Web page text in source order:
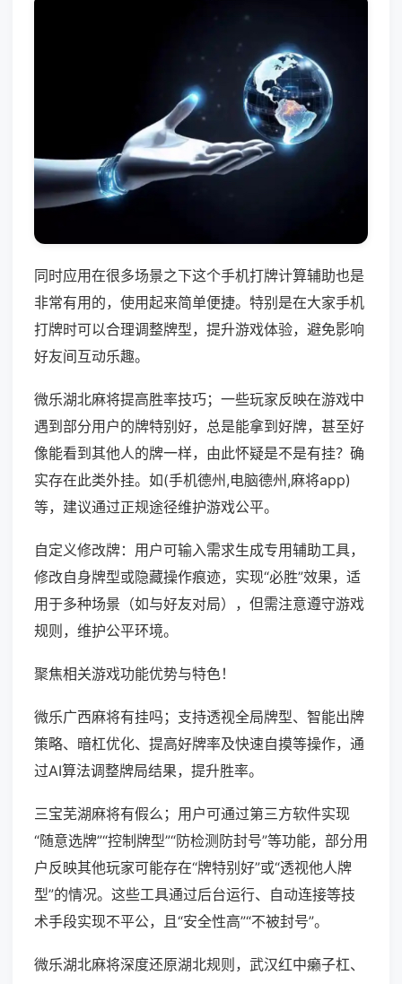
同时应用在很多场景之下这个手机打牌计算辅助也是
非常有用的，使用起来简单便捷。特别是在大家手机
打牌时可以合理调整牌型，提升游戏体验，避免影响
好友间互动乐趣。
微乐湖北麻将提高胜率技巧；一些玩家反映在游戏中
遇到部分用户的牌特别好，总是能拿到好牌，甚至好
像能看到其他人的牌一样，由此怀疑是不是有挂？确
实存在此类外挂。如(手机德州,电脑德州,麻将app)
等，建议通过正规途径维护游戏公平。
自定义修改牌：用户可输入需求生成专用辅助工具，
修改自身牌型或隐藏操作痕迹，实现“必胜”效果，适
用于多种场景（如与好友对局），但需注意遵守游戏
规则，维护公平环境。
聚焦相关游戏功能优势与特色！
微乐广西麻将有挂吗；支持透视全局牌型、智能出牌
策略、暗杠优化、提高好牌率及快速自摸等操作，通
过AI算法调整牌局结果，提升胜率。
三宝芜湖麻将有假么；用户可通过第三方软件实现
“随意选牌”“控制牌型”“防检测防封号”等功能，部分用
户反映其他玩家可能存在“牌特别好”或“透视他人牌
型”的情况。这些工具通过后台运行、自动连接等技
术手段实现不平公，且“安全性高”“不被封号”。
微乐湖北麻将深度还原湖北规则，武汉红中癞子杠、